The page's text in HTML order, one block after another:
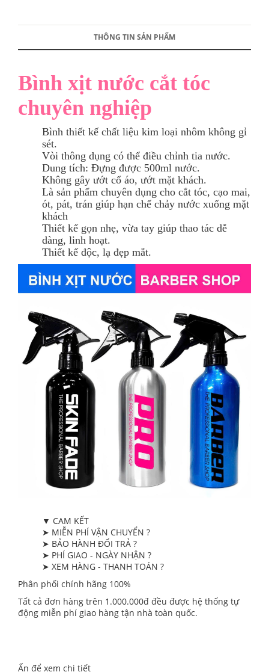
THÔNG TIN SẢN PHẨM
Bình xịt nước cắt tóc
chuyên nghiệp
Bình thiết kế chất liệu kim loại nhôm không gỉ
sét.
Vòi thông dụng có thể điều chỉnh tia nước.
Dung tích: Đựng được 500ml nước.
Không gây ướt cổ áo, ướt mặt khách.
Là sản phẩm chuyên dụng cho cắt tóc, cạo mai,
ót, pát, trán giúp hạn chế chảy nước xuống mặt
khách
Thiết kế gọn nhẹ, vừa tay giúp thao tác dễ
dàng, linh hoạt.
Thiết kế độc, lạ đẹp mắt.
▼ CAM KẾT
➤ MIỄN PHÍ VẬN CHUYỂN ?
➤ BẢO HÀNH ĐỔI TRẢ ?
➤ PHÍ GIAO - NGÀY NHẬN ?
➤ XEM HÀNG - THANH TOÁN ?
Phân phối chính hãng 100%
Tất cả đơn hàng trên 1.000.000đ đều được hệ thống tự
động miễn phí giao hàng tận nhà toàn quốc.
Ấn để xem chi tiết